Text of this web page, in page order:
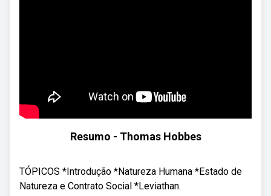
Resumo - Thomas Hobbes
TÓPICOS *Introdução *Natureza Humana *Estado de
Natureza e Contrato Social *Leviathan.